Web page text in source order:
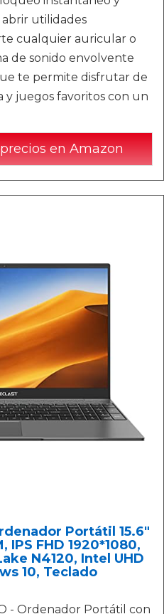
utilidades
cualquier auricular o
de sonido envolvente
te permite disfrutar de
y juegos favoritos con un
en Amazon
Portátil 15.6"
IPS FHD 1920*1080,
N4120, Intel UHD
10, Teclado
- Ordenador Portátil con